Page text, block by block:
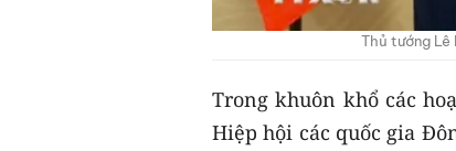
Thủ tướng Lê
Trong khuôn khổ các
Hiệp hội các quốc gia